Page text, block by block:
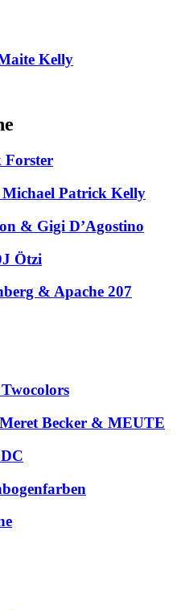
Kelly
Forster
Patrick Kelly
& Gigi D’Agostino
Ötzi
& Apache 207
Becker & MEUTE